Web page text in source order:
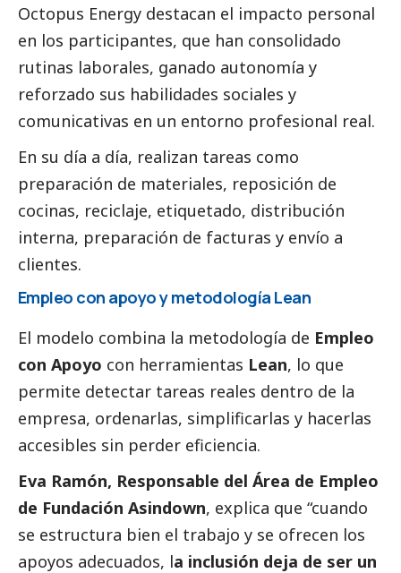
Octopus Energy destacan el impacto personal
en los participantes, que han consolidado
rutinas laborales, ganado autonomía y
reforzado sus habilidades sociales y
comunicativas en un entorno profesional real.
En su día a día, realizan tareas como
preparación de materiales, reposición de
cocinas, reciclaje, etiquetado, distribución
interna, preparación de facturas y envío a
clientes.
Empleo con apoyo y metodología Lean
El modelo combina la metodología de Empleo
con Apoyo con herramientas Lean, lo que
permite detectar tareas reales dentro de la
empresa, ordenarlas, simplificarlas y hacerlas
accesibles sin perder eficiencia.
Eva Ramón, Responsable del Área de Empleo
de Fundación Asindown, explica que “cuando
se estructura bien el trabajo y se ofrecen los
apoyos adecuados, la inclusión deja de ser un